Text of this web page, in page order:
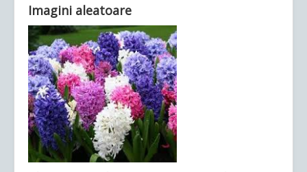
Ultimele articole: Vi, 04.11.2022 -
Județean Mehedinți
Imagini aleatoare